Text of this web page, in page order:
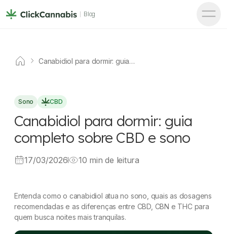
Blog
Canabidiol para dormir: guia
Sono CBD
Canabidiol para dormir: guia
completo sobre CBD e sono
17/03/2026 10 min de leitura
Entenda como o canabidiol atua no sono, quais as dosagens
recomendadas e as diferenças entre CBD, CBN e THC para
quem busca noites mais tranquilas.